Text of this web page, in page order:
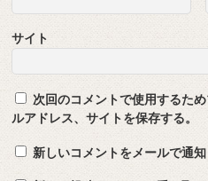
サイト
次回のコメントで使用するた
ルアドレス、サイトを保存する。
新しいコメントをメールで通知